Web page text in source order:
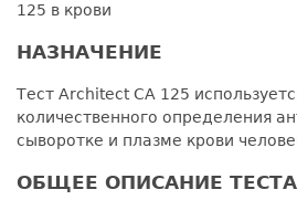
125 в крови
НАЗНАЧЕНИЕ
Тест Architect СА 125
количественного определения
сыворотке и плазме крови
ОБЩЕЕ ОПИСАНИЕ ТЕСТА